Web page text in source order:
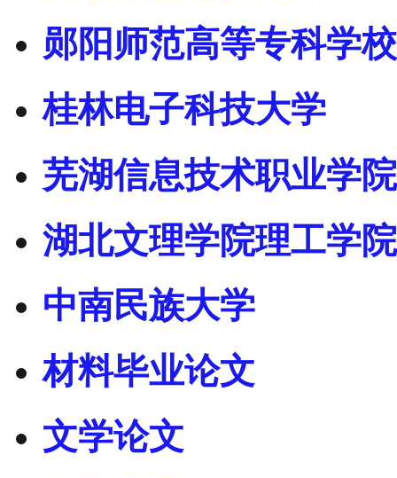
郧阳师范高等专科学校
桂林电子科技大学
芜湖信息技术职业学院
湖北文理学院理工学院
中南民族大学
材料毕业论文
文学论文